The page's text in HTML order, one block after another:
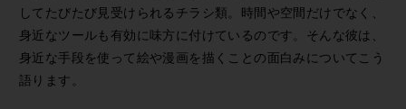
してたびたび見受けられるチラシ類。時間や空間だけでなく、
身近なツールも有効に味方に付けているのです。そんな彼は、
身近な手段を使って絵や漫画を描くことの面白みについてこう
語ります。